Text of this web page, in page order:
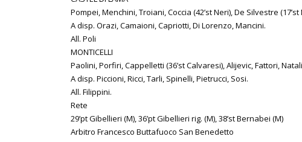
Pompei, Menchini, Troiani, Coccia (42’st Neri), De Silvestre
A disp. Orazi, Camaioni, Capriotti, Di Lorenzo, Mancini.
All. Poli
MONTICELLI
Paolini, Porfiri, Cappelletti (36’st Calvaresi), Alijevic, Fattori,
A disp. Piccioni, Ricci, Tarli, Spinelli, Pietrucci, Sosi.
All. Filippini.
Rete
29’pt Gibellieri (M), 36’pt Gibellieri rig. (M), 38’st Bernabei (M)
Arbitro Francesco Buttafuoco San Benedetto